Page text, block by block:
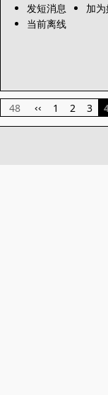
发短消息
加
当前离线
48 ‹‹ 1 2 3